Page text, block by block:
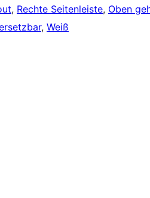
, Rechte Seitenleiste, Oben
, Weiß